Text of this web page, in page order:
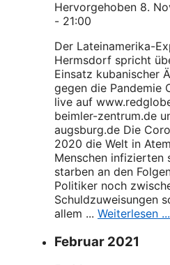
Hervorgehoben 8.
- 21:00
Der Lateinamerika-
Hermsdorf spricht
Einsatz kubanischer
gegen die Pandemie
live auf
beimler-zentrum.de
augsburg.de Die
2020 die Welt in
Menschen infizierten
starben an den
Politiker noch
Schuldzuweisungen
allem ... Weiterlesen ...
Februar 2021